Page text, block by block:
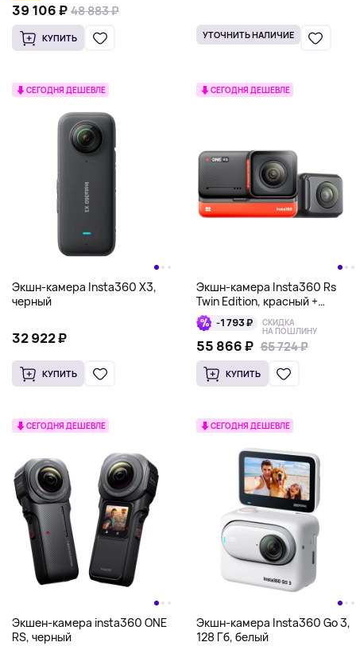
39 106 ₽ 48 883 ₽
КУПИТЬ УТОЧНИТЬ НАЛИЧИЕ
СЕГОДНЯ ДЕШЕВЛЕ
Экшн-камера Insta360 X3,
черный
32 922 ₽
КУПИТЬ
СЕГОДНЯ ДЕШЕВЛЕ
Экшн-камера Insta360 Rs
Twin Edition, красный +
черный-1 793 ₽ СКИДКА
НА ПОШЛИНУ
65 724 ₽
55 866 ₽ 65 724 ₽
КУПИТЬ
СЕГОДНЯ ДЕШЕВЛЕ
Экшен-камера insta360 ONE
RS, черный
СЕГОДНЯ ДЕШЕВЛЕ
Экшн-камера Insta360 Go 3,
128 Гб, белый